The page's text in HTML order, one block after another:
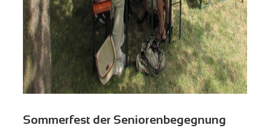
Sommerfest der Seniorenbegegnung